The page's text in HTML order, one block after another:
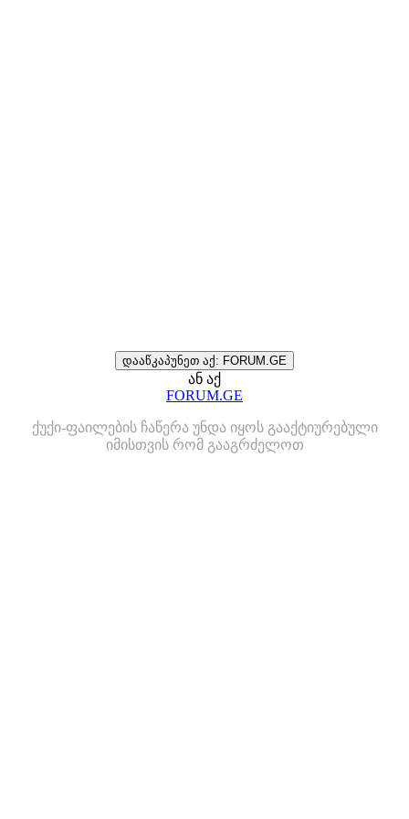
დააწკაპუნეთ აქ: FORUM.GE
ან აქ
FORUM.GE
ქუქი-ფაილების ჩაწერა უნდა იყოს გააქტიურებული
იმისთვის რომ გააგრძელოთ